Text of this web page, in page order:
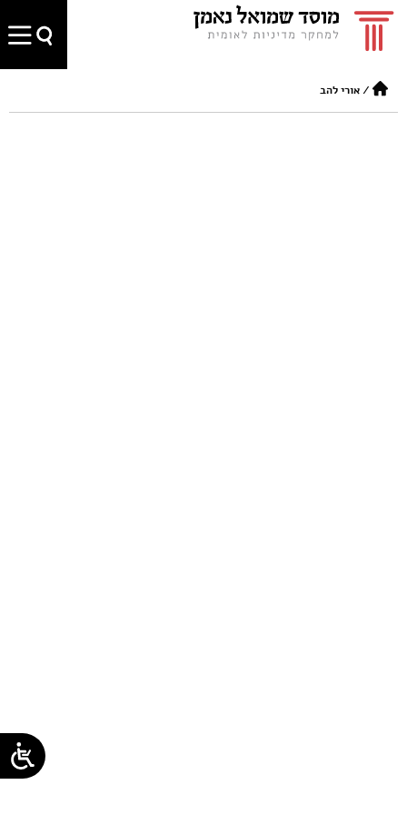
/אורי להב